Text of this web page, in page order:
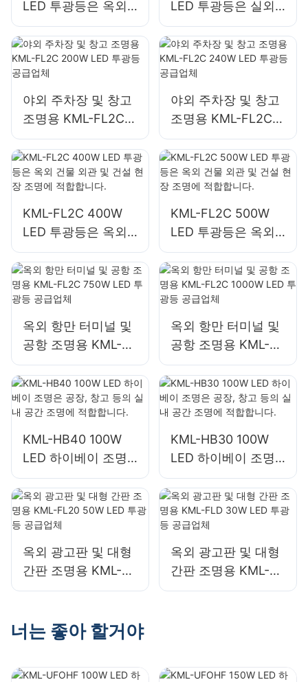
LED 투광등은 옥외
광고판 및 대형 간판
조명에 적합합니다.
LED 투광등은 실외
벽면 및 구역 조명에
사용됩니다.
야외 주차장 및 창고
조명용 KML-FL2C
200W LED 투광등
공급업체
야외 주차장 및 창고
조명용 KML-FL2C
240W LED 투광등
공급업체
KML-FL2C 400W
LED 투광등은 옥외
건물 외관 및 건설 현
장 조명에 적합합니
다.
KML-FL2C 500W
LED 투광등은 옥외
건물 외관 및 건설 현
장 조명에 적합합니
다.
옥외 항만 터미널 및
공항 조명용 KML-
FL2C 750W LED 투
광등 공급업체
옥외 항만 터미널 및
공항 조명용 KML-
FL2C 1000W LED
투광등 공급업체
KML-HB40 100W
LED 하이베이 조명
은 공장, 창고 등의
실내 공간 조명에 적
합합니다.
KML-HB30 100W
LED 하이베이 조명
은 공장, 창고 등의
실내 공간 조명에 적
합합니다.
옥외 광고판 및 대형
간판 조명용 KML-
FL20 50W LED 투광
옥외 광고판 및 대형
간판 조명용 KML-
FLD 30W LED 투광
너는 좋아 할거야